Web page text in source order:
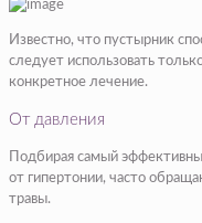
Известно, что пустырник
следует использовать
конкретное лечение.
От давления
Подбирая самый
от гипертонии, часто
травы.